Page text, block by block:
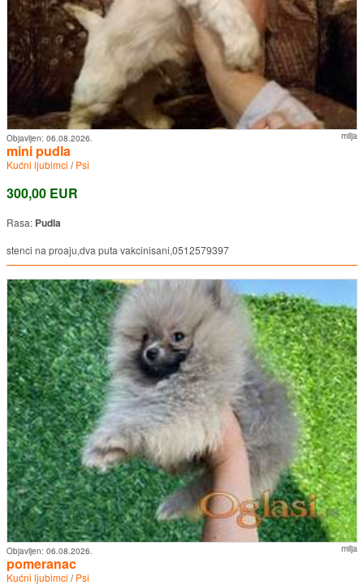
milja
Objavljen: 06.08.2026.
mini pudla
Kućni ljubimci /Psi
300,00 EUR
Rasa: Pudla
stenci na proaju,dva puta vakcinisani,0512579397
milja
Objavljen: 06.08.2026.
pomeranac
Kućni ljubimci /Psi